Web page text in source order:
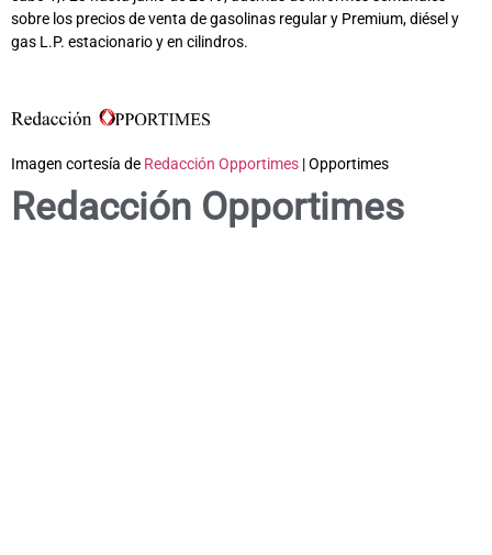
sobre los precios de venta de gasolinas regular y Premium, diésel y
gas L.P. estacionario y en cilindros.
Imagen cortesía de Redacción Opportimes | Opportimes
Redacción Opportimes